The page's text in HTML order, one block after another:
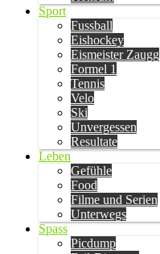
Sport
Fussball
Eishockey
Eismeister Zaugg
Formel 1
Tennis
Velo
Ski
Unvergessen
Resultate
Leben
Gefühle
Food
Filme und Serien
Unterwegs
Spass
Picdump